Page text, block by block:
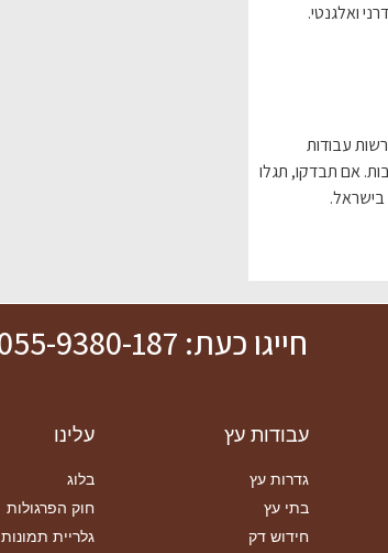
ואלגנטי.
עבודות
אם תבדקו, תגלו
בישראל.
חייגו כעת: 055-9380-187
עבודות עץ
גדרות עץ
בתי עץ
חידוש דק
עלינו
בלוג
חוק הפרגולות
גלריית תמונות